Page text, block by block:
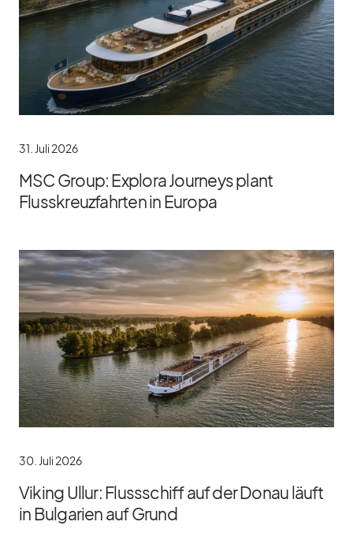
31. Juli 2026
MSC Group: Explora Journeys plant
Flusskreuzfahrten in Europa
30. Juli 2026
Viking Ullur: Flussschiff auf der Donau läuft
in Bulgarien auf Grund